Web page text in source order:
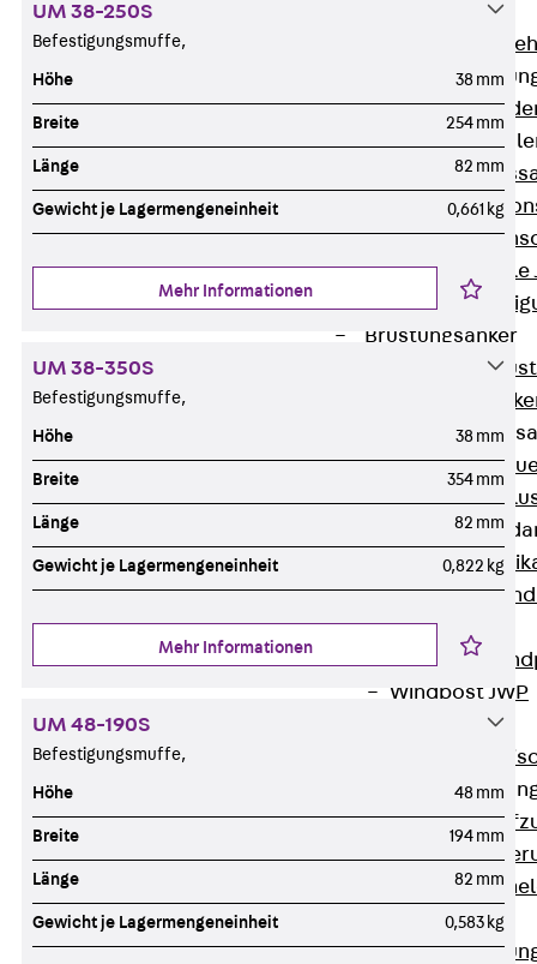
Zurück
Zurück
Winkelkonsole
Brüstungsanker
Zurück
Attika-
Zurück
Windposts
Zurück
Windpost JWP
Zurück
Zurück
UM 38-250S
Befestigungsmuffe,
Höhe 38 mm
Breite 254 mm
Länge 82 mm
Gewicht je Lagermengeneinheit 0,661 kg
Mehr Informationen
UM 38-350S
Befestigungsmuffe,
Höhe 38 mm
Breite 354 mm
Länge 82 mm
Gewicht je Lagermengeneinheit 0,822 kg
Mehr Informationen
UM 48-190S
Befestigungsmuffe,
Höhe 48 mm
Breite 194 mm
Länge 82 mm
Gewicht je Lagermengeneinheit 0,583 kg